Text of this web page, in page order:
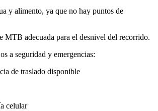
y alimento, ya que no hay puntos de
MTB adecuada para el desnivel del recorrido.
a seguridad y emergencias:
de traslado disponible
celular